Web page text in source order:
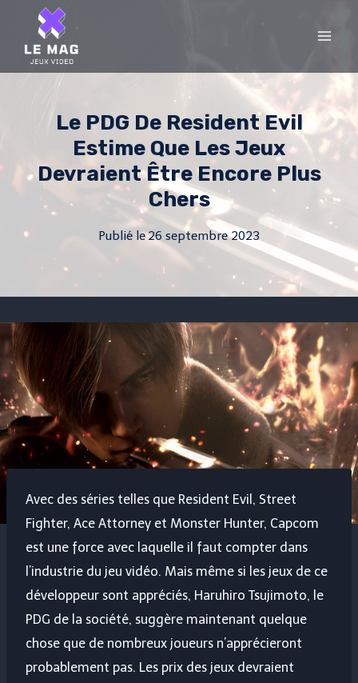
content
Le PDG De Resident Evil
Estime Que Les Jeux
Devraient Être Encore Plus
Chers
Publié le26 septembre 2023
Avec des séries telles que Resident Evil, Street
Fighter, Ace Attorney et Monster Hunter, Capcom
est une force avec laquelle il faut compter dans
l’industrie du jeu vidéo. Mais même si les jeux de ce
développeur sont appréciés, Haruhiro Tsujimoto, le
PDG de la société, suggère maintenant quelque
chose que de nombreux joueurs n’apprécieront
probablement pas. Les prix des jeux devraient